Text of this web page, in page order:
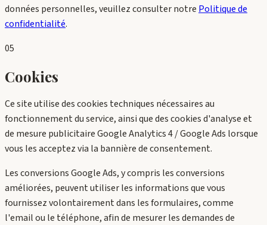
données personnelles, veuillez consulter notre Politique de
confidentialité.
05
Cookies
Ce site utilise des cookies techniques nécessaires au
fonctionnement du service, ainsi que des cookies d'analyse et
de mesure publicitaire Google Analytics 4 / Google Ads lorsque
vous les acceptez via la bannière de consentement.
Les conversions Google Ads, y compris les conversions
améliorées, peuvent utiliser les informations que vous
fournissez volontairement dans les formulaires, comme
l'email ou le téléphone, afin de mesurer les demandes de